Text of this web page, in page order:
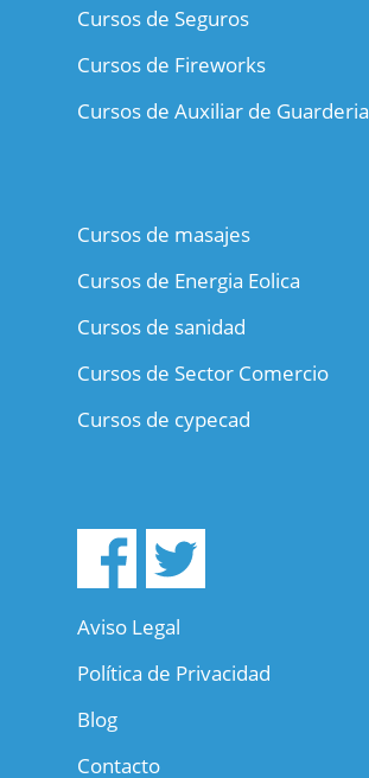
Cursos de Seguros
Cursos de Fireworks
Cursos de Auxiliar de Guarderia
Cursos de masajes
Cursos de Energia Eolica
Cursos de sanidad
Cursos de Sector Comercio
Cursos de cypecad
Aviso Legal
Política de Privacidad
Blog
Contacto